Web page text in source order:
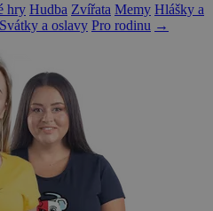
hry Hudba Zvířata Memy Hlášky a
Svátky a oslavy Pro rodinu →